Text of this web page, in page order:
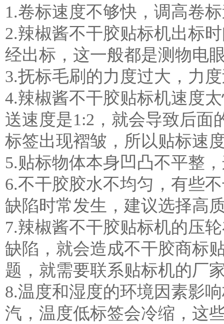
1.卷标速度不够快，调高卷
2.辣椒酱不干胶贴标机出标
经出标，这一般都是测物电
3.抚标毛刷的力度过大，力
4.辣椒酱不干胶贴标机速度
送速度是1:2，就会导致后面
标签出现褶皱，所以贴标速
5.贴标物体本身凹凸不平整
6.不干胶胶水不均匀，有些
缺陷时常发生，建议选择高
7.辣椒酱不干胶贴标机的压
缺陷，就会造成不干胶商标
题，就需要联系贴标机的厂
8.温度和湿度的环境因素影
汽，温度低标签会冷缩，这